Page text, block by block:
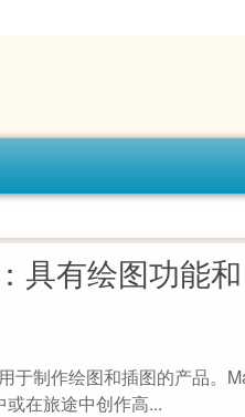
具有绘图功能
于制作绘图和插图的产品。
在旅途中创作高...